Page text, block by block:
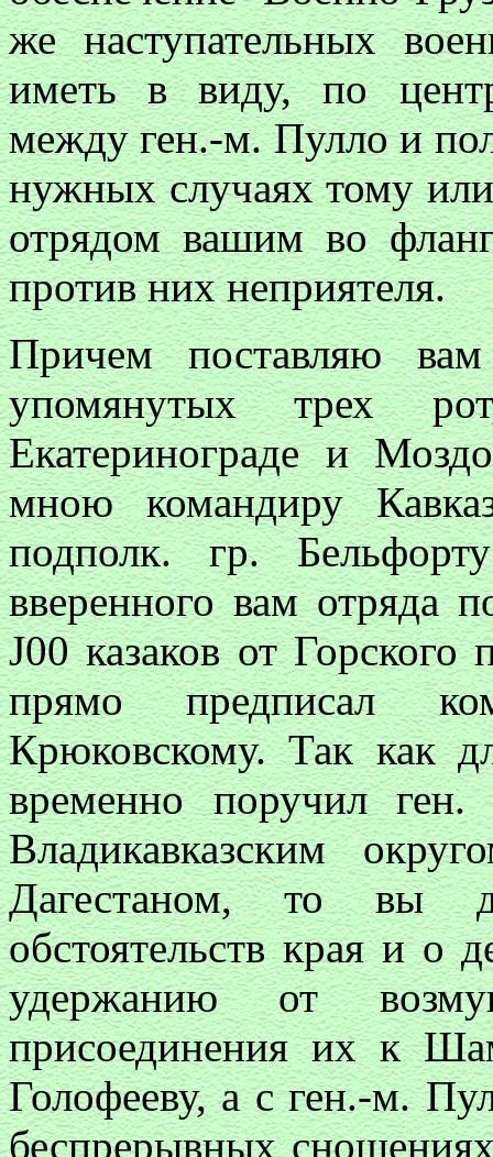
же наступательных
иметь в виду, по
между ген.-м. Пулло и
нужных случаях тому
отрядом вашим во
против них неприятеля.
Причем поставляю
упомянутых трех
Екатеринограде и
мною командиру
подполк. гр.
вверенного вам отряда
J00 казаков от
прямо предписал
Крюковскому. Так как
временно поручил ген.
Владикавказским
Дагестаном, то вы
обстоятельств края и о
удержанию от
присоединения их к
Голофееву, а с ген.-м.
беспрерывных